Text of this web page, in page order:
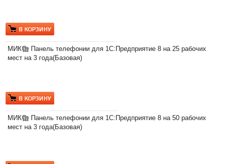
В КОРЗИНУ
МИКО: Панель телефонии для 1С:Предприятие 8 на 25 рабочих
мест на 3 года(Базовая)
В КОРЗИНУ
МИКО: Панель телефонии для 1С:Предприятие 8 на 50 рабочих
мест на 3 года(Базовая)